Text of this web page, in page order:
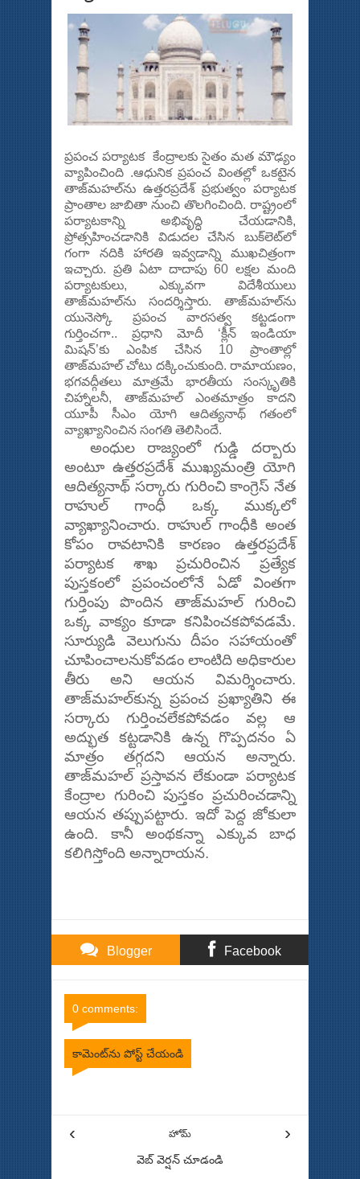
ప్రపంచ పర్యాటక కేంద్రాలకు సైతం మత మౌఢ్యం
వ్యాపించింది .ఆధునిక ప్రపంచ వింతల్లో ఒకటైన
తాజ్‌మహల్‌ను ఉత్తరప్రదేశ్‌ ప్రభుత్వం పర్యాటక
ప్రాంతాల జాబితా నుంచి తొలగించింది. రాష్ట్రంలో
పర్యాటకాన్ని అభివృద్ధి చేయడానికి,
ప్రోత్సహించడానికి విడుదల చేసిన బుక్‌లెట్‌లో
గంగా నదికి హారతి ఇవ్వడాన్ని ముఖచిత్రంగా
ఇచ్చారు. ప్రతి ఏటా దాదాపు 60 లక్షల మంది
పర్యాటకులు, ఎక్కువగా విదేశీయులు
తాజ్‌మహల్‌ను సందర్శిస్తారు. తాజ్‌మహల్‌ను
యునెస్కో ప్రపంచ వారసత్వ కట్టడంగా
గుర్తించగా.. ప్రధాని మోదీ ‘క్లీన్‌ ఇండియా
మిషన్‌’కు ఎంపిక చేసిన 10 ప్రాంతాల్లో
తాజ్‌మహల్‌ చోటు దక్కించుకుంది. రామాయణం,
భగవద్గీతలు మాత్రమే భారతీయ సంస్కృతికి
చిహ్నాలనీ, తాజ్‌మహల్‌ ఎంతమాత్రం కాదని
యూపీ సీఎం యోగి ఆదిత్యనాథ్‌ గతంలో
వ్యాఖ్యానించిన సంగతి తెలిసిందే.
అంధుల రాజ్యంలో గుడ్డి దర్బారు
అంటూ ఉత్తరప్రదేశ్‌ ముఖ్యమంత్రి యోగి
ఆదిత్యనాథ్‌ సర్కారు గురించి కాంగ్రెస్‌ నేత
రాహుల్‌ గాంధీ ఒక్క ముక్కలో
వ్యాఖ్యానించారు. రాహుల్‌ గాంధీకి అంత
కోపం రావటానికి కారణం ఉత్తరప్రదేశ్‌
పర్యాటక శాఖ ప్రచురించిన ప్రత్యేక
పుస్తకంలో ప్రపంచంలోనే ఏడో వింతగా
గుర్తింపు పొందిన తాజ్‌మహల్‌ గురించి
ఒక్క వాక్యం కూడా కనిపించకపోవడమే.
సూర్యుడి వెలుగును దీపం సహాయంతో
చూపించాలనుకోవడం లాంటిది అధికారుల
తీరు అని ఆయన విమర్శించారు.
తాజ్‌మహల్‌కున్న ప్రపంచ ప్రఖ్యాతిని ఈ
సర్కారు గుర్తించలేకపోవడం వల్ల ఆ
అద్భుత కట్టడానికి ఉన్న గొప్పదనం ఏ
మాత్రం తగ్గదని ఆయన అన్నారు.
తాజ్‌మహల్‌ ప్రస్తావన లేకుండా పర్యాటక
కేంద్రాల గురించి పుస్తకం ప్రచురించడాన్ని
ఆయన తప్పుపట్టారు. ఇదో పెద్ద జోకులా
ఉంది. కానీ అంథకన్నా ఎక్కువ బాధ
కలిగిస్తోంది అన్నారాయన.
Blogger Facebook
0 comments:
కామెంట్‌ను పోస్ట్ చేయండి
‹ ›
హోమ్
వెబ్ వెర్షన్‌ చూడండి